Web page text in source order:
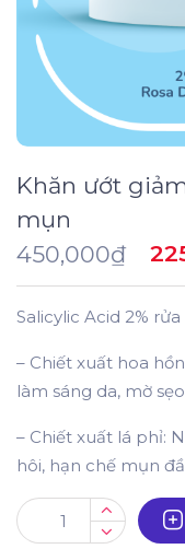
Khăn ướt
mụn
450,000₫
Salicylic Acid 2%
– Chiết xuất hoa
làm sáng da, mờ
– Chiết xuất lá phỉ:
hôi, hạn chế mụn